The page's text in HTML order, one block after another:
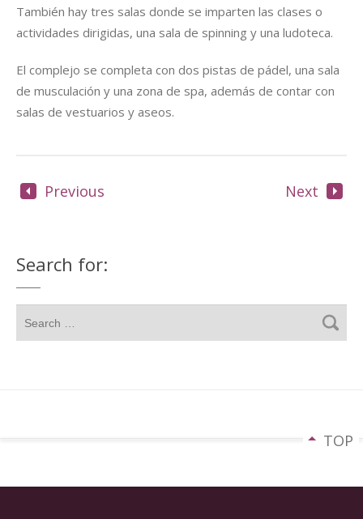
También hay tres salas donde se imparten las clases o
actividades dirigidas, una sala de spinning y una ludoteca.
El complejo se completa con dos pistas de pádel, una sala
de musculación y una zona de spa, además de contar con
salas de vestuarios y aseos.
Previous Next
Search for:
TOP